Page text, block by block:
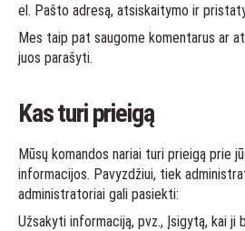
el. Pašto adresą, atsiskaitymo ir
Mes taip pat saugome komentarus ar
juos parašyti.
Kas turi prieigą
Mūsų komandos nariai turi prieigą prie
informacijos. Pavyzdžiui, tiek
administratoriai gali pasiekti:
Užsakyti informaciją, pvz., Įsigytą, kai